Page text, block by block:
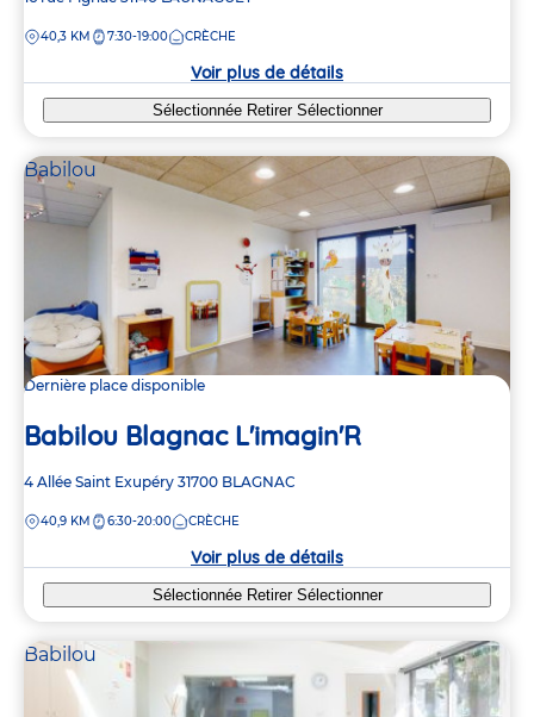
la
DISTANCE
40,3 KM 7:30-19:00 CRÈCHE
Voir plus de détails
Sélectionnée Retirer Sélectionner
Babilou
Dernière place disponible
Babilou Blagnac L'imagin'R
Adresse
la
4 Allée Saint Exupéry 31700 BLAGNAC
DISTANCE
40,9 KM 6:30-20:00 CRÈCHE
Voir plus de détails
Sélectionnée Retirer Sélectionner
Babilou